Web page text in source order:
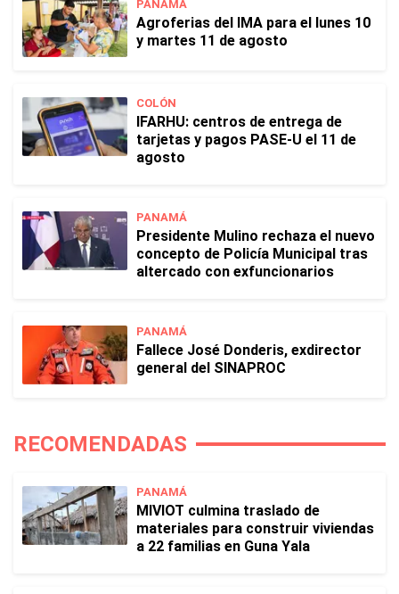
PANAMÁ
Agroferias del IMA para el lunes 10
y martes 11 de agosto
COLÓN
IFARHU: centros de entrega de
tarjetas y pagos PASE-U el 11 de
agosto
PANAMÁ
Presidente Mulino rechaza el nuevo
concepto de Policía Municipal tras
altercado con exfuncionarios
PANAMÁ
Fallece José Donderis, exdirector
general del SINAPROC
RECOMENDADAS
PANAMÁ
MIVIOT culmina traslado de
materiales para construir viviendas
a 22 familias en Guna Yala